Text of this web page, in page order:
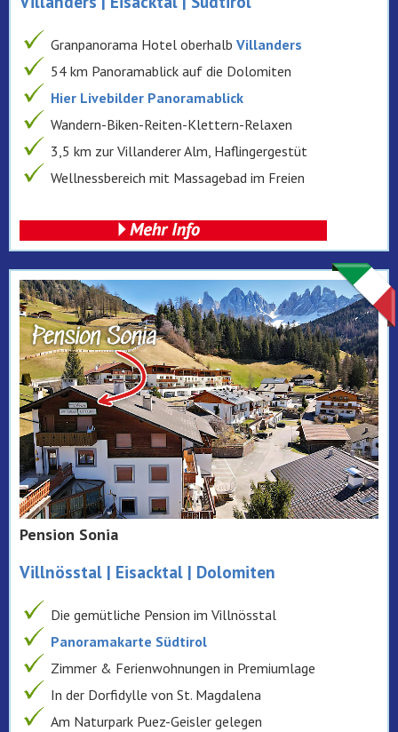
Granpanorama Hotel oberhalb Villanders
54 km Panoramablick auf die Dolomiten
Hier Livebilder Panoramablick
Wandern-Biken-Reiten-Klettern-Relaxen
3,5 km zur Villanderer Alm, Haflingergestüt
Wellnessbereich mit Massagebad im Freien
Pension Sonia
Villnösstal | Eisacktal | Dolomiten
Die gemütliche Pension im Villnösstal
Panoramakarte Südtirol
Zimmer & Ferienwohnungen in Premiumlage
In der Dorfidylle von St. Magdalena
Am Naturpark Puez-Geisler gelegen